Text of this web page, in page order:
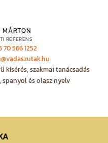
MÁRTON
REFERENS
70 566 1252
kísérés, szakmai tanácsadás
és olasz nyelv